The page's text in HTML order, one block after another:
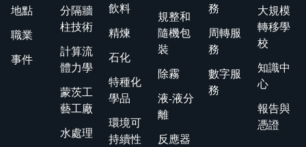
地點
職業
事件
分隔牆
柱技術
計算流
體力學
蒙茨工
藝工廠
水處理
飲料
精煉
石化
特種化
學品
環境可
持續性
規整和
隨機包
裝
除霧
液-液分
離
反應器
務
周轉服
務
數字服
務
大規模
轉移學
校
知識中
心
報告與
憑證